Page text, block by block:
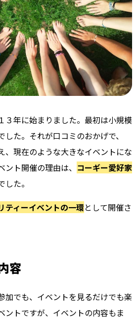
３年に始まりました。最初は小規模
た。それが口コミのおかげで、
、現在のような大きなイベントにな
ト開催の理由は、 コーギー愛好家
した。
ティーイベントの一環として開催さ
容
加でも、イベントを見るだけでも楽
ントですが、イベントの内容もま